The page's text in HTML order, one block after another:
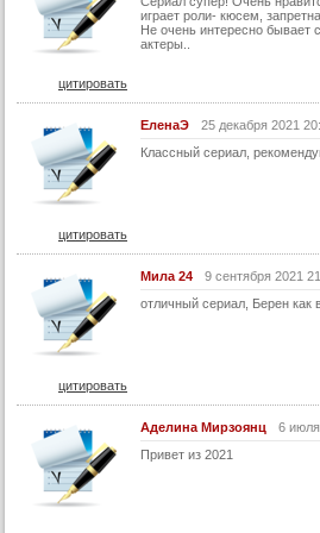
15 серия
13 серия
12 серия
11 серия
10 серия
8 серия
7 серия
6 серия
5 серия
4 серия
2 серия
1 серия
играет роли- кюсем,
Не очень интересно бывает
актеры..
цитировать
ЕленаЭ
25 декабря 2021
Классный сериал,
цитировать
Мила 24
9 сентября 2021
отличный сериал, Берен как
цитировать
Аделина Мирзоянц
6
Привет из 2021